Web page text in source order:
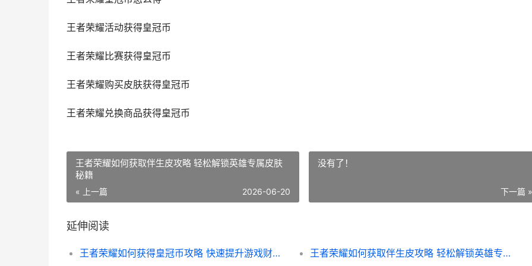
王者荣耀活动获得皇冠币
王者荣耀比赛获得皇冠币
王者荣耀购买皮肤获得皇冠币
王者荣耀兑换商品获得皇冠币
王者荣耀如何获取伴生皮攻略 轻松解锁英雄专属皮肤
秘籍
« 上一篇 2026-06-20
没有了！
下一篇 »
延伸阅读
王者荣耀如何获得皇冠币攻略 快速提升游戏财富的秘诀解析 王者荣耀如何获取伴生皮攻略 轻松解锁英雄专属皮肤秘籍